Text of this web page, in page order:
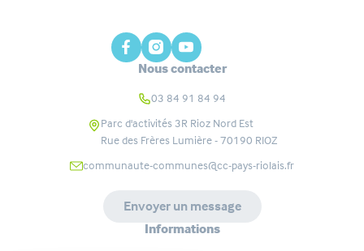
Nous contacter
03 84 91 84 94
Parc d'activités 3R Rioz Nord Est
Rue des Frères Lumière - 70190 RIOZ
communaute-communes@cc-pays-riolais.fr
Envoyer un message
Informations